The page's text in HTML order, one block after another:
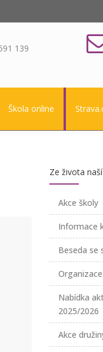
139
Škola online
Ze života
Akce školy
Informace
Beseda se
Nabídka
2025/2026
Akce